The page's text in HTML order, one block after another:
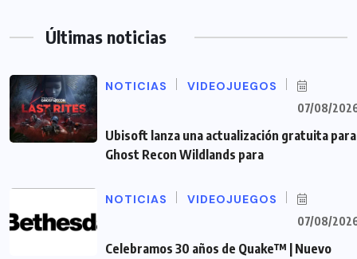
Últimas noticias
NOTICIAS VIDEOJUEGOS
07/08/
Ubisoft lanza una actualización gratuita para
Ghost Recon Wildlands para
NOTICIAS VIDEOJUEGOS
07/08/
Celebramos 30 años de Quake™ | Nuevo